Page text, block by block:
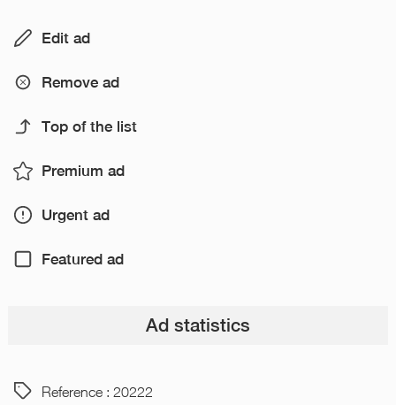
Edit ad
Remove ad
Top of the list
Premium ad
Urgent ad
Featured ad
Ad statistics
Reference : 20222